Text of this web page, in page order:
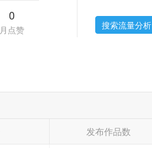
0
月点赞 搜索流量分析
发布作品数